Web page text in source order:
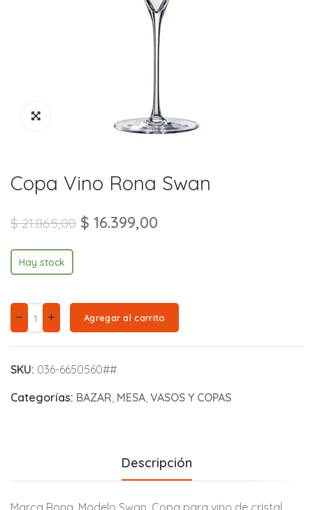
Copa Vino Rona Swan
$21.865,00 $ 16.399,00
Hay stock
Agregar al carrito
SKU: 036-6650560##
Categorías: BAZAR, MESA, VASOS Y COPAS
Descripción